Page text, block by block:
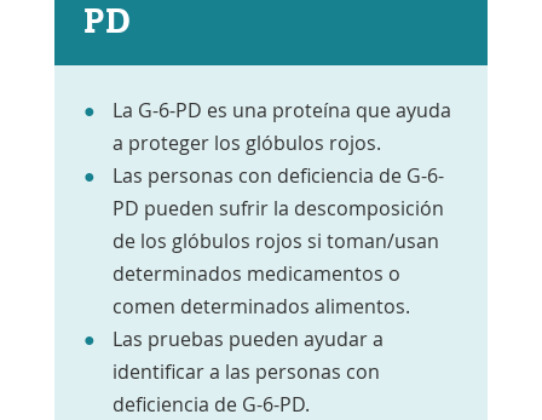
PD
La G-6-PD es una proteína que ayuda
a proteger los glóbulos rojos.
Las personas con deficiencia de G-6-
PD pueden sufrir la descomposición
de los glóbulos rojos si toman/usan
determinados medicamentos o
comen determinados alimentos.
Las pruebas pueden ayudar a
identificar a las personas con
deficiencia de G-6-PD.